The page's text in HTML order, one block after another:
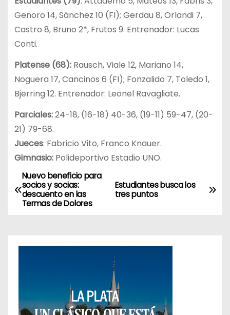
Genoro 14, Sánchez 10 (FI); Gerdau 8, Orlandi 7,
Castro 8, Bruno 2*, Frutos 9. Entrenador: Lucas
Conti.
Platense (68):Rausch, Viale 12, Mariano 14,
Noguera 17, Cancinos 6 (FI); Fonzalido 7, Toledo 1,
Bjerring 12. Entrenador: Leonel Ravagliate.
Parciales:24-18, (16-18) 40-36, (19-11) 59-47, (20-
21) 79-68.
Jueces: Fabricio Vito, Franco Knauer.
Gimnasio:Polideportivo Estadio UNO.
N
a
e
c
Estudiantes busca los
tres puntos
Nuevo beneficio para
socios y socias:
descuento en las
Termas de Dolores